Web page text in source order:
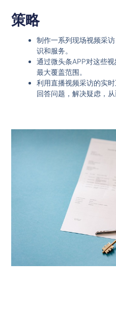
策略
制作一系列现场视频采
识和服务。
通过微头条APP对这些
最大覆盖范围。
利用直播视频采访的实
回答问题，解决疑虑，